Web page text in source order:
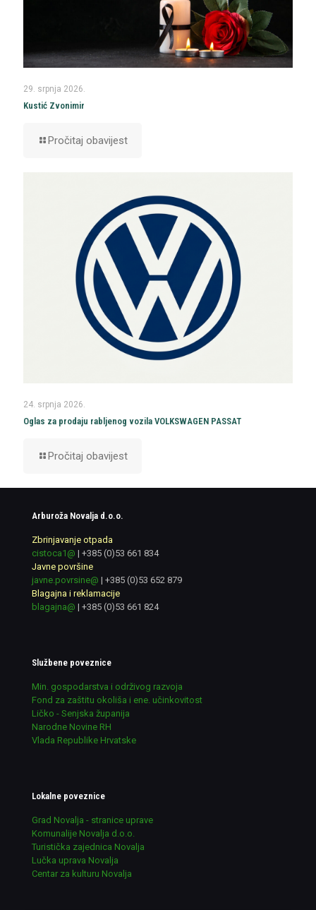
29. srpnja 2026.
Kustić Zvonimir
Pročitaj obavijest
24. srpnja 2026.
Oglas za prodaju rabljenog vozila VOLKSWAGEN PASSAT
Pročitaj obavijest
Arburoža Novalja d.o.o.
Zbrinjavanje otpada
cistoca1@ | +385 (0)53 661 834
Javne površine
javne.povrsine@ | +385 (0)53 652 879
Blagajna i reklamacije
blagajna@ | +385 (0)53 661 824
Službene poveznice
Min. gospodarstva i održivog razvoja
Fond za zaštitu okoliša i ene. učinkovitost
Ličko - Senjska županija
Narodne Novine RH
Vlada Republike Hrvatske
Lokalne poveznice
Grad Novalja - stranice uprave
Komunalije Novalja d.o.o.
Turistička zajednica Novalja
Lučka uprava Novalja
Centar za kulturu Novalja